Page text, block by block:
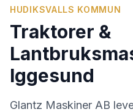
HUDIKSVALLS KOMMUN
Traktorer &
Iggesund
Glantz Maskiner AB